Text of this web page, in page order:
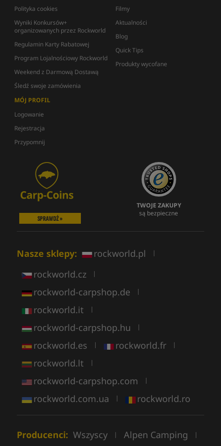
Polityka cookies
Wyniki Konkursów+
organizowanych przez Rockworld
Regulamin Karty Rabatowej
Program Lojalnościowy Rockworld
Weekend z Darmową Dostawą
Śledź swoje zamówienia
Filmy
Aktualności
Blog
Quick Tips
Produkty wycofane
MÓJ PROFIL
Logowanie
Rejestracja
Przypomnij
SPRAWDŹ »
TWOJE ZAKUPY
są bezpieczne
Nasze sklepy: rockworld.pl |
rockworld.cz |
rockworld-carpshop.de |
rockworld.it |
rockworld-carpshop.hu |
rockworld.es | rockworld.fr |
rockworld.lt |
rockworld-carpshop.com |
rockworld.com.ua | rockworld.ro
Producenci: Wszyscy | Alpen Camping |